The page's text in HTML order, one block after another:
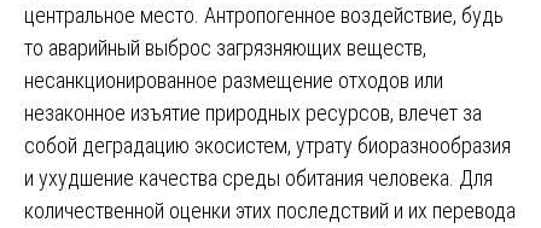
центральное место. Антропогенное воздействие, будь
то аварийный выброс загрязняющих веществ,
несанкционированное размещение отходов или
незаконное изъятие природных ресурсов, влечет за
собой деградацию экосистем, утрату биоразнообразия
и ухудшение качества среды обитания человека. Для
количественной оценки этих последствий и их перевода